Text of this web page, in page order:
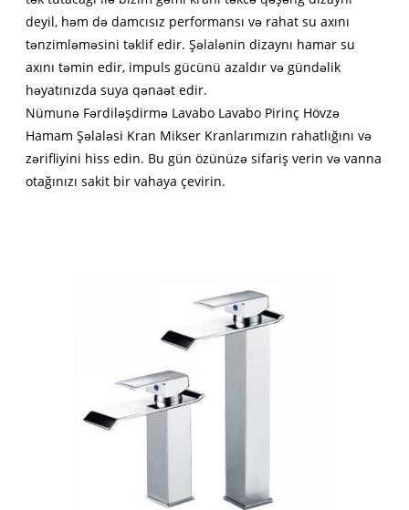
deyil, həm də damcısız performansı və rahat su axını
tənzimləməsini təklif edir. Şəlalənin dizaynı hamar su
axını təmin edir, impuls gücünü azaldır və gündəlik
həyatınızda suya qənaət edir.
Nümunə Fərdiləşdirmə Lavabo Lavabo Pirinç Hövzə
Hamam Şəlaləsi Kran Mikser Kranlarımızın rahatlığını və
zərifliyini hiss edin. Bu gün özünüzə sifariş verin və vanna
otağınızı sakit bir vahaya çevirin.